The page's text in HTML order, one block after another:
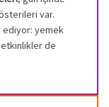
var.
ediyor: yemek
etkinlikler de